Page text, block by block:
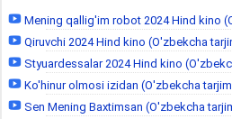
Mening qallig'im robot 2024 Hind kino
Qiruvchi 2024 Hind kino (O'zbekcha
Styuardessalar 2024 Hind kino
Ko'hinur olmosi izidan (O'zbekcha
Sen Mening Baxtimsan (O'zbekcha